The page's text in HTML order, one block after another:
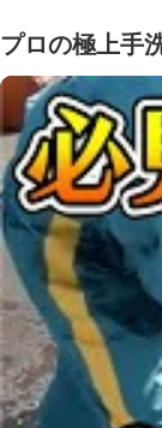
プロの極上手